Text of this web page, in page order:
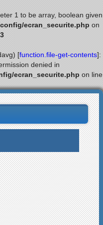
1 to be array, boolean given
ecran_securite.php on
[function.file-get-contents]:
denied in
ecran_securite.php on line